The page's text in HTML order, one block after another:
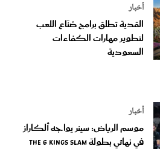
أخبار
القدية تطلق برامج صُنّاع اللعب
لتطوير مهارات الكفاءات
السعودية
أخبار
موسم الرياض: سينر يواجه ألكاراز
في نهائي بطولة The 6 Kings Slam